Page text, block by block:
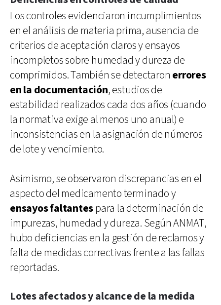
Los controles evidenciaron incumplimientos
en el análisis de materia prima, ausencia de
criterios de aceptación claros y ensayos
incompletos sobre humedad y dureza de
comprimidos. También se detectaron errores
en la documentación, estudios de
estabilidad realizados cada dos años (cuando
la normativa exige al menos uno anual) e
inconsistencias en la asignación de números
de lote y vencimiento.
Asimismo, se observaron discrepancias en el
aspecto del medicamento terminado y
ensayos faltantespara la determinación de
impurezas, humedad y dureza. Según ANMAT,
hubo deficiencias en la gestión de reclamos y
falta de medidas correctivas frente a las fallas
reportadas.
Lotes afectados y alcance de la medida